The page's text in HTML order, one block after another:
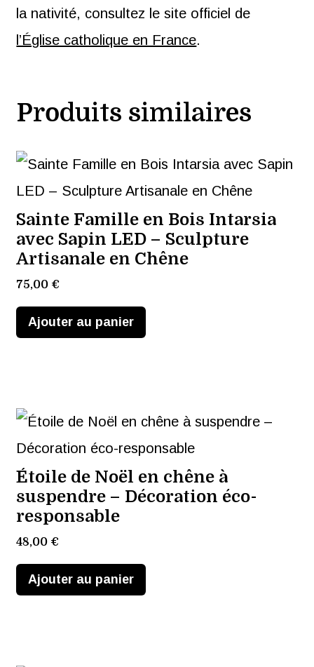
la nativité, consultez le site officiel de
l’Église catholique en France.
Produits similaires
Sainte Famille en Bois Intarsia
avec Sapin LED – Sculpture
Artisanale en Chêne
75,00 €
Ajouter au panier
Étoile de Noël en chêne à
suspendre – Décoration éco-
responsable
48,00 €
Ajouter au panier